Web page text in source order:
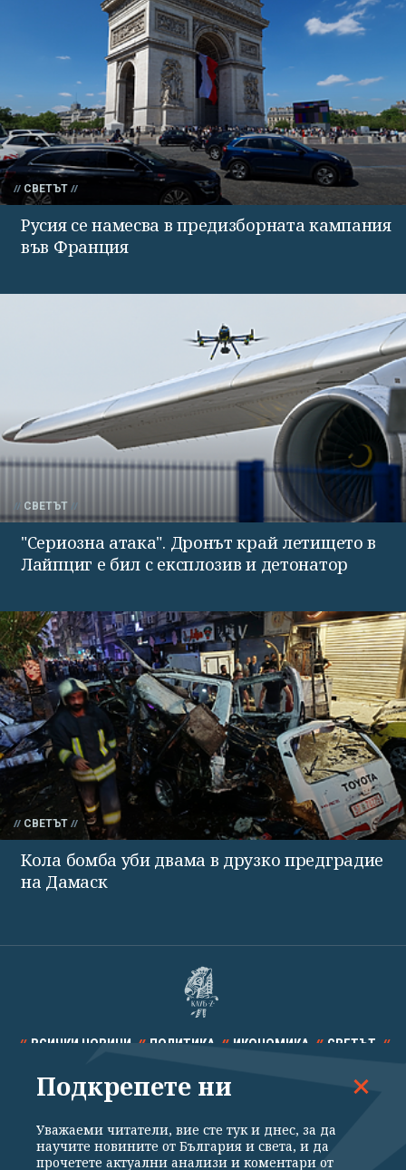
СВЕТЪТ
Русия се намесва в предизборната кампания
във Франция
СВЕТЪТ
"Сериозна атака". Дронът край летището в
Лайпциг е бил с експлозив и детонатор
СВЕТЪТ
Кола бомба уби двама в друзко предградие
на Дамаск
ВСИЧКИ НОВИНИ ПОЛИТИКА ИКОНОМИКА СВЕТЪТ
СПОРТ КУЛТУРА ТЕХНОЛОГИИ КАЛЕЙДОСКОП
Подкрепете ни
Уважаеми читатели, вие сте тук и днес, за да
научите новините от България и света, и да
прочетете актуални анализи и коментари от